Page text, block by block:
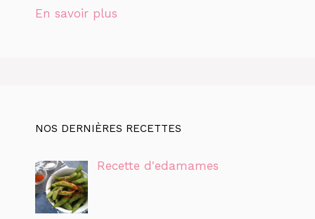
En savoir plus
NOS DERNIÈRES RECETTES
Recette d'edamames